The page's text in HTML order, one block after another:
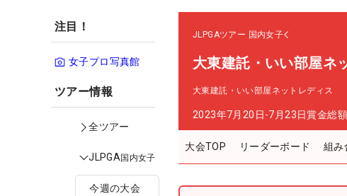
注目！
女子プロ写真館
ツアー情報
全ツアー
JLPGA国内女子
今週の大会
JLPGAツアー 国内女子
大東建託・いい部屋ネ
大東建託・いい部屋ネットレディス
2023年7月20日-7月23日賞金総額
大会TOP リーダーボード 組み